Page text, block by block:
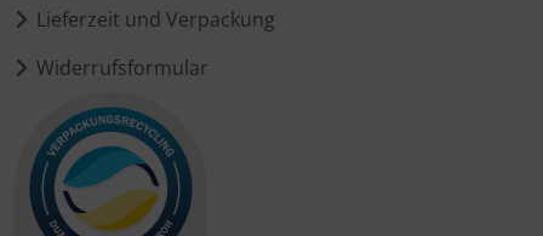
Lieferzeit und Verpackung
Widerrufsformular